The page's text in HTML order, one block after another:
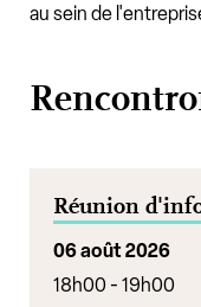
au sein de
Réunion
06 août 2026
18h00 - 19h00